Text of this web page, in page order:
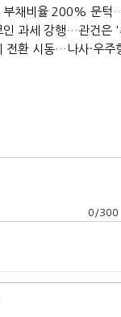
부채비율 200% 문턱
인 과세 강행…관건은 '
전환 시동…나사·우주
0 /300